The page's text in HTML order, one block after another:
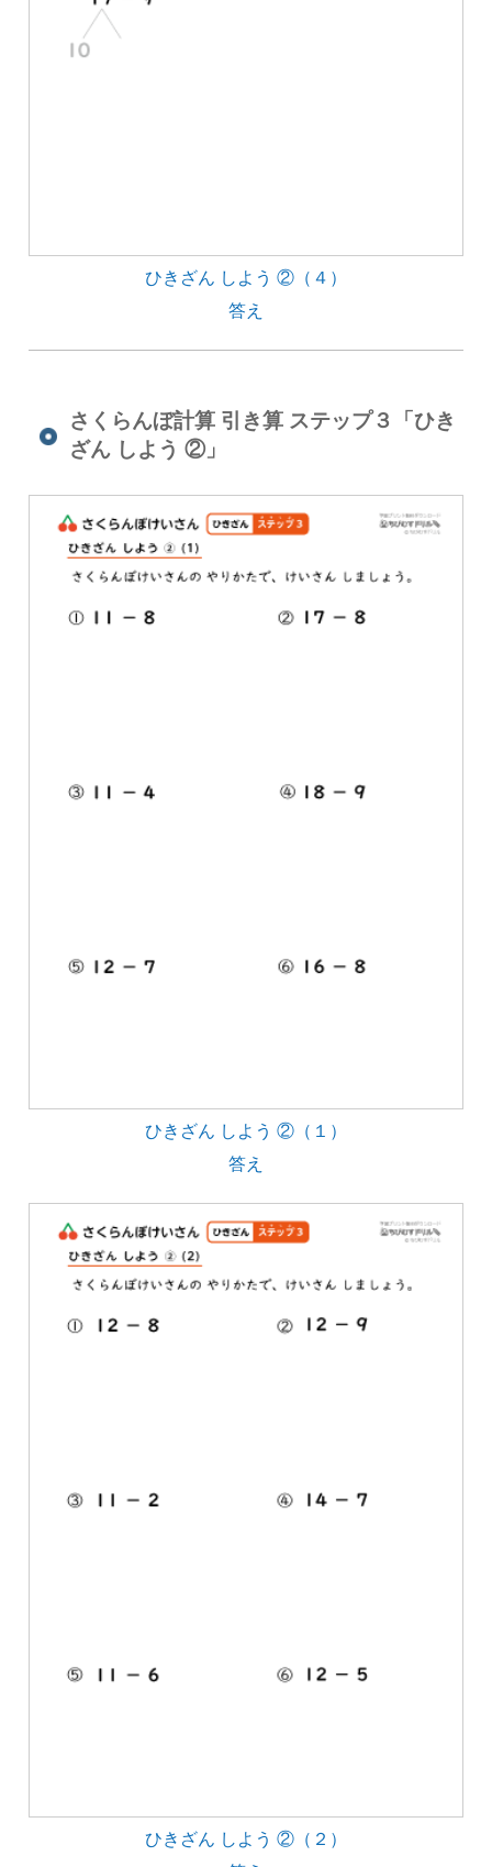
ひきざん しよう ②（４）
答え
さくらんぼ計算 引き算 ステップ３「ひき
ざん しよう ②」
ひきざん しよう ②（１）
答え
ひきざん しよう ②（２）